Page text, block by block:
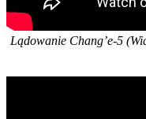
Lądowanie Chang’e-5